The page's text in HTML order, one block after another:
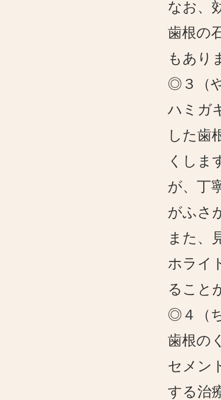
なお、
歯根の
もあり
◎３（
ハミガ
した歯
くしま
が、丁
がふさ
また、
ホライ
ること
◎４（
歯根の
セメン
する治